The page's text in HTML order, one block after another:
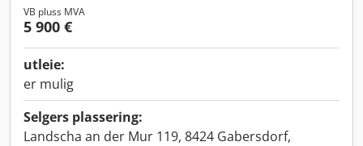
VB pluss MVA
5 900 €
utleie:
er mulig
Selgers plassering:
Landscha an der Mur 119, 8424 Gabersdorf,